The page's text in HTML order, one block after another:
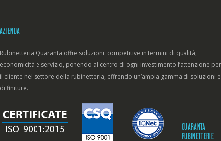
AZIENDA
Rubinetteria Quaranta offre soluzioni competitive in termini di qualità,
economicità e servizio, ponendo al centro di ogni investimento l’attenzione per
il cliente nel settore della rubinetteria, offrendo un’ampia gamma di soluzioni e
di finiture.
QUARANTA
RUBINETTERIE